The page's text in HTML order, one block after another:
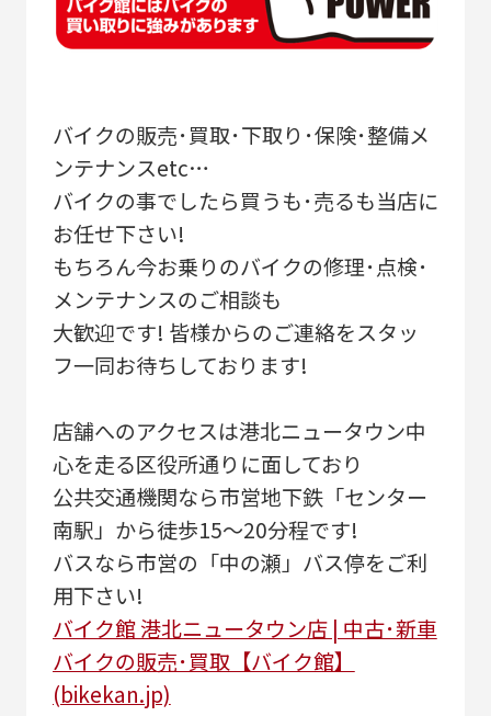
バイクの販売･買取･下取り･保険･整備メ
ンテナンスetc…
バイクの事でしたら買うも･売るも当店に
お任せ下さい!
もちろん今お乗りのバイクの修理･点検･
メンテナンスのご相談も
大歓迎です! 皆様からのご連絡をスタッ
フ一同お待ちしております!
店舗へのアクセスは港北ニュータウン中
心を走る区役所通りに面しており
公共交通機関なら市営地下鉄「センター
南駅」から徒歩15～20分程です!
バスなら市営の「中の瀬」バス停をご利
用下さい!
バイク館 港北ニュータウン店 | 中古･新車
バイクの販売･買取【バイク館】
(bikekan.jp)